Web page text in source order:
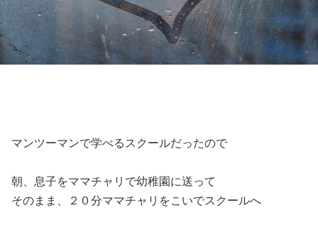
マンツーマンで学べるスクールだったので
朝、息子をママチャリで幼稚園に送って
そのまま、２０分ママチャリをこいでスクールへ